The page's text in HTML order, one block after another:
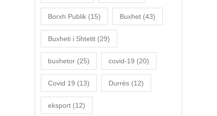
Borxh Publik (15) Buxhet (43)
Buxheti i Shtetit (29)
buxhetor (25) covid-19 (20)
Covid 19 (13) Durrës (12)
eksport (12)